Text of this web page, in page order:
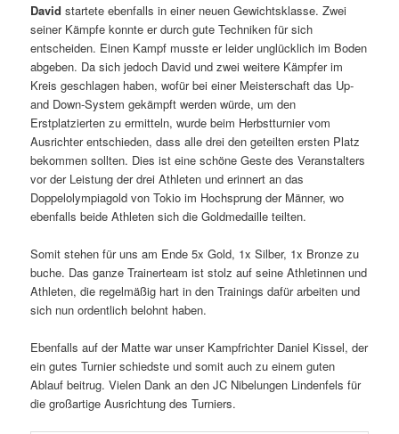
Davidstartete ebenfalls in einer neuen Gewichtsklasse. Zwei
seiner Kämpfe konnte er durch gute Techniken für sich
entscheiden. Einen Kampf musste er leider unglücklich im Boden
abgeben. Da sich jedoch David und zwei weitere Kämpfer im
Kreis geschlagen haben, wofür bei einer Meisterschaft das Up-
and Down-System gekämpft werden würde, um den
Erstplatzierten zu ermitteln, wurde beim Herbstturnier vom
Ausrichter entschieden, dass alle drei den geteilten ersten Platz
bekommen sollten. Dies ist eine schöne Geste des Veranstalters
vor der Leistung der drei Athleten und erinnert an das
Doppelolympiagold von Tokio im Hochsprung der Männer, wo
ebenfalls beide Athleten sich die Goldmedaille teilten.
Somit stehen für uns am Ende 5x Gold, 1x Silber, 1x Bronze zu
buche. Das ganze Trainerteam ist stolz auf seine Athletinnen und
Athleten, die regelmäßig hart in den Trainings dafür arbeiten und
sich nun ordentlich belohnt haben.
Ebenfalls auf der Matte war unser Kampfrichter Daniel Kissel, der
ein gutes Turnier schiedste und somit auch zu einem guten
Ablauf beitrug. Vielen Dank an den JC Nibelungen Lindenfels für
die großartige Ausrichtung des Turniers.